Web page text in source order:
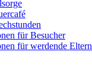
für Besucher
für werdende Eltern